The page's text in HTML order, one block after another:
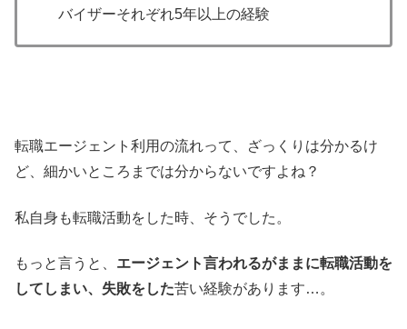
バイザーそれぞれ5年以上の経験
転職エージェント利用の流れって、ざっくりは分かるけ
ど、細かいところまでは分からないですよね？
私自身も転職活動をした時、そうでした。
もっと言うと、 エージェント言われるがままに転職活動を
してしまい、失敗をした苦い経験があります…。